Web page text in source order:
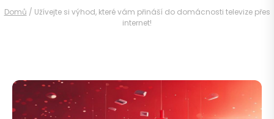
Domů / Užívejte si výhod, které vám přináší do domácnosti televize přes
internet!